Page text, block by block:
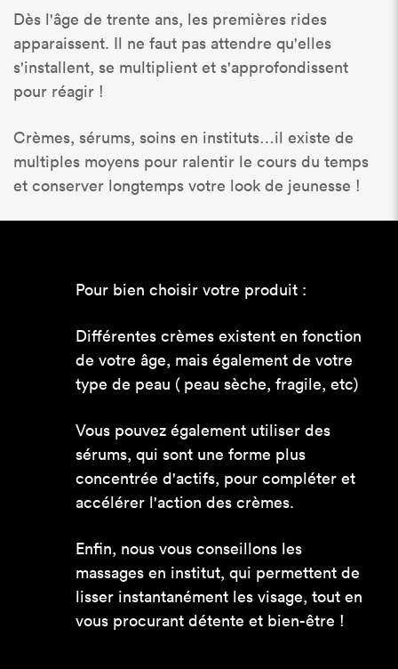
Dès l'âge de trente ans, les premières rides
apparaissent. Il ne faut pas attendre qu'elles
s'installent, se multiplient et s'approfondissent
pour réagir !
Crèmes, sérums, soins en instituts…il existe de
multiples moyens pour ralentir le cours du temps
et conserver longtemps votre look de jeunesse !
Pour bien choisir votre produit :
Différentes crèmes existent en fonction
de votre âge, mais également de votre
type de peau ( peau sèche, fragile, etc)
Vous pouvez également utiliser des
sérums, qui sont une forme plus
concentrée d'actifs, pour compléter et
accélérer l'action des crèmes.
Enfin, nous vous conseillons les
massages en institut, qui permettent de
lisser instantanément les visage, tout en
vous procurant détente et bien-être !